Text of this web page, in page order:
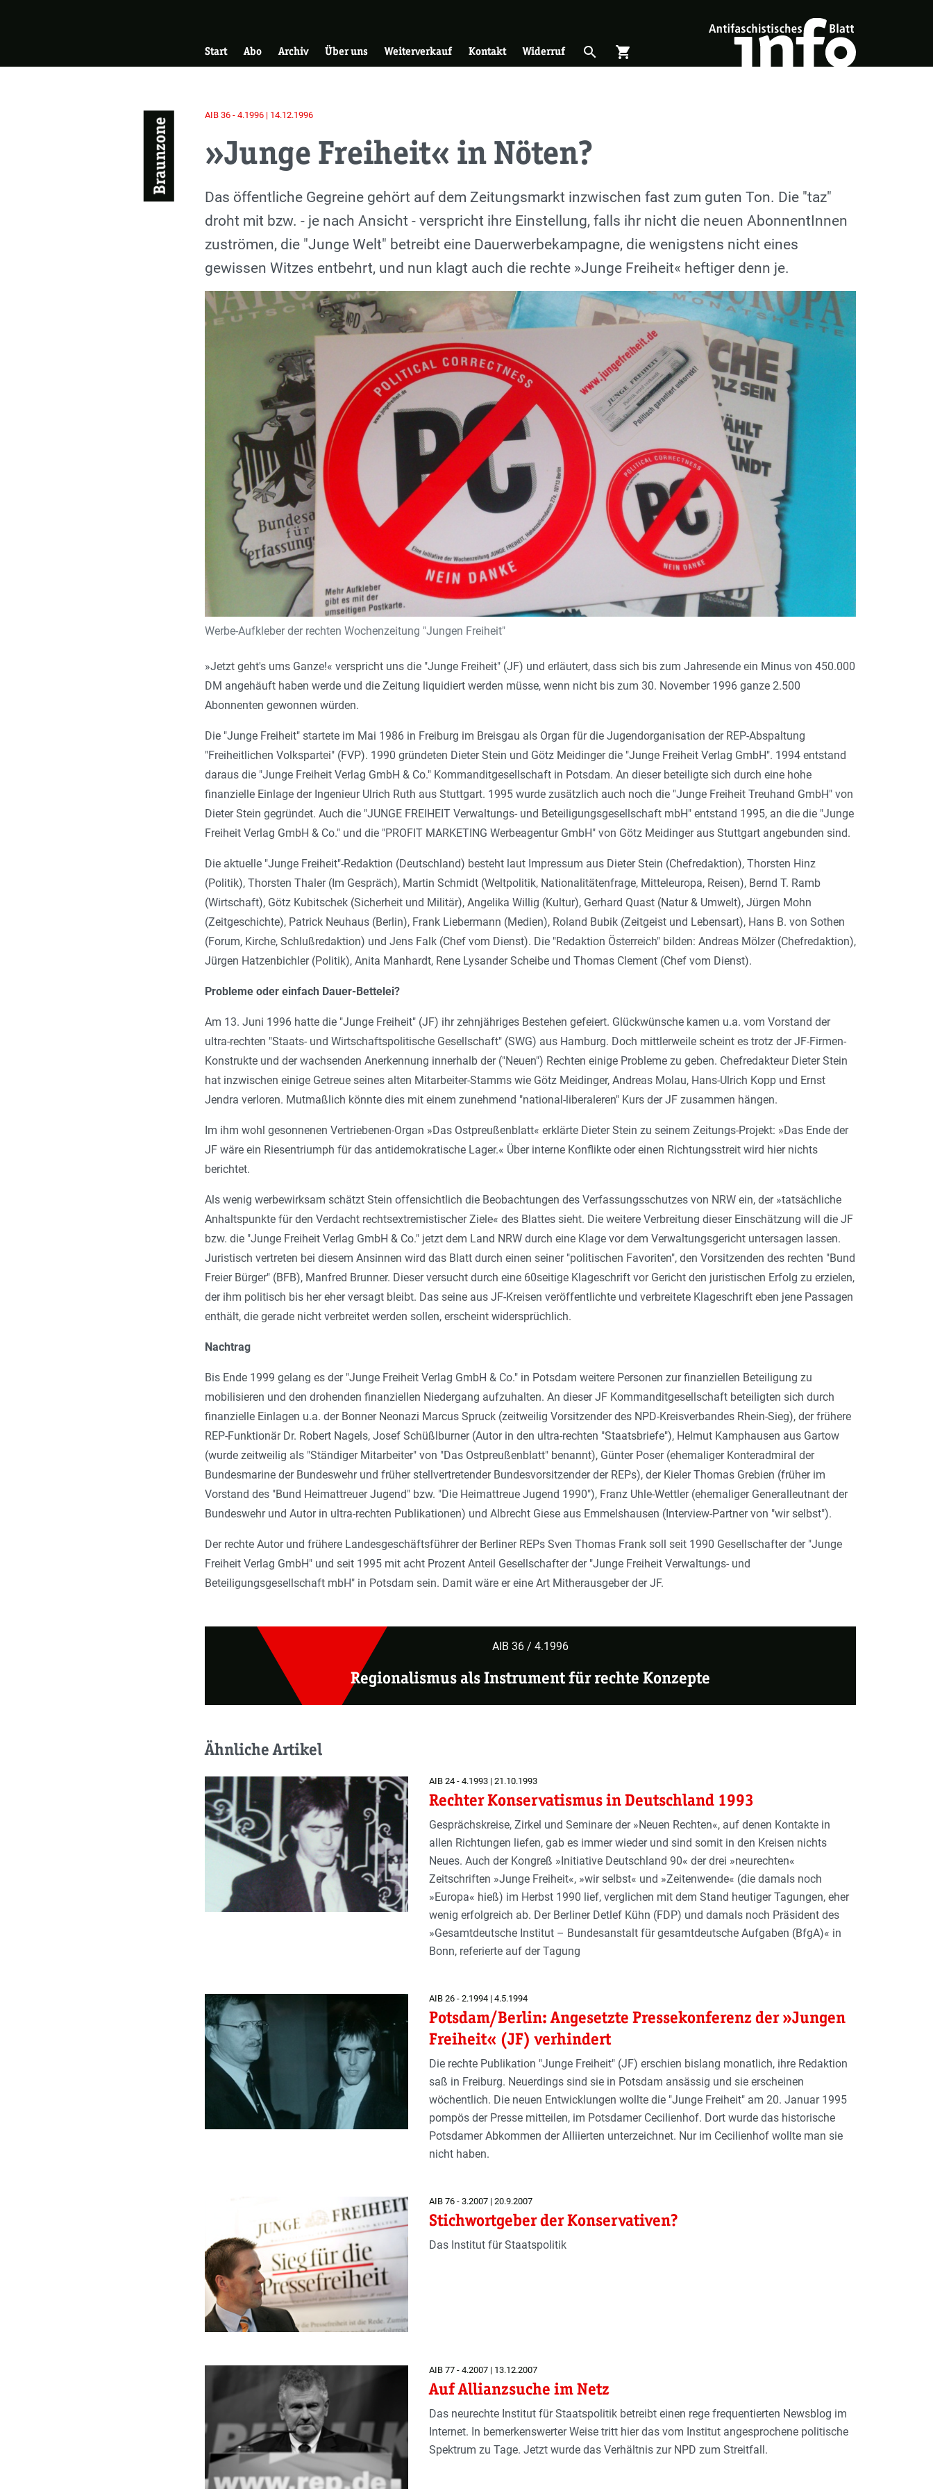
Hauptnavigation
Start Abo Archiv Über uns Weiterverkauf Kontakt Widerruf Suche öffnen
search Warenkorb öffnen
shopping_cart
Braunzone
AIB 36 - 4.1996 | 14.12.1996
»Junge Freiheit« in Nöten?
Einleitung
Das öffentliche Gegreine gehört auf dem Zeitungsmarkt inzwischen fast zum guten Ton. Die "taz"
droht mit bzw. - je nach Ansicht - verspricht ihre Einstellung, falls ihr nicht die neuen AbonnentInnen
zuströmen, die "Junge Welt" betreibt eine Dauerwerbekampagne, die wenigstens nicht eines
gewissen Witzes entbehrt, und nun klagt auch die rechte »Junge Freiheit« heftiger denn je.
Werbe-Aufkleber der rechten Wochenzeitung "Jungen Freiheit"
»Jetzt geht's ums Ganze!« verspricht uns die "Junge Freiheit" (JF) und erläutert, dass sich bis zum Jahresende ein Minus von 450.000
DM angehäuft haben werde und die Zeitung liquidiert werden müsse, wenn nicht bis zum 30. November 1996 ganze 2.500
Abonnenten gewonnen würden.
Die "Junge Freiheit" startete im Mai 1986 in Freiburg im Breisgau als Organ für die Jugendorganisation der REP-Abspaltung
"Freiheitlichen Volkspartei" (FVP). 1990 gründeten Dieter Stein und Götz Meidinger die "Junge Freiheit Verlag GmbH". 1994 entstand
daraus die "Junge Freiheit Verlag GmbH & Co." Kommanditgesellschaft in Potsdam. An dieser beteiligte sich durch eine hohe
finanzielle Einlage der Ingenieur Ulrich Ruth aus Stuttgart. 1995 wurde zusätzlich auch noch die "Junge Freiheit Treuhand GmbH" von
Dieter Stein gegründet. Auch die "JUNGE FREIHEIT Verwaltungs- und Beteiligungsgesellschaft mbH" entstand 1995, an die die "Junge
Freiheit Verlag GmbH & Co." und die "PROFIT MARKETING Werbeagentur GmbH" von Götz Meidinger aus Stuttgart angebunden sind.
Die aktuelle "Junge Freiheit"-Redaktion (Deutschland) besteht laut Impressum aus Dieter Stein (Chefredaktion), Thorsten Hinz
(Politik), Thorsten Thaler (Im Gespräch), Martin Schmidt (Weltpolitik, Nationalitätenfrage, Mitteleuropa, Reisen), Bernd T. Ramb
(Wirtschaft), Götz Kubitschek (Sicherheit und Militär), Angelika Willig (Kultur), Gerhard Quast (Natur & Umwelt), Jürgen Mohn
(Zeitgeschichte), Patrick Neuhaus (Berlin), Frank Liebermann (Medien), Roland Bubik (Zeitgeist und Lebensart), Hans B. von Sothen
(Forum, Kirche, Schlußredaktion) und Jens Falk (Chef vom Dienst). Die "Redaktion Österreich" bilden: Andreas Mölzer (Chefredaktion),
Jürgen Hatzenbichler (Politik), Anita Manhardt, Rene Lysander Scheibe und Thomas Clement (Chef vom Dienst).
Probleme oder einfach Dauer-Bettelei?
Am 13. Juni 1996 hatte die "Junge Freiheit" (JF) ihr zehnjähriges Bestehen gefeiert. Glückwünsche kamen u.a. vom Vorstand der
ultra-rechten "Staats- und Wirtschaftspolitische Gesellschaft" (SWG) aus Hamburg. Doch mittlerweile scheint es trotz der JF-Firmen-
Konstrukte und der wachsenden Anerkennung innerhalb der ("Neuen") Rechten einige Probleme zu geben. Chefredakteur Dieter Stein
hat inzwischen einige Getreue seines alten Mitarbeiter-Stamms wie Götz Meidinger, Andreas Molau, Hans-Ulrich Kopp und Ernst
Jendra verloren. Mutmaßlich könnte dies mit einem zunehmend "national-liberaleren" Kurs der JF zusammen hängen.
Im ihm wohl gesonnenen Vertriebenen-Organ »Das Ostpreußenblatt« erklärte Dieter Stein zu seinem Zeitungs-Projekt: »Das Ende der
JF wäre ein Riesentriumph für das antidemokratische Lager.« Über interne Konflikte oder einen Richtungsstreit wird hier nichts
berichtet.
Als wenig werbewirksam schätzt Stein offensichtlich die Beobachtungen des Verfassungsschutzes von NRW ein, der »tatsächliche
Anhaltspunkte für den Verdacht rechtsextremistischer Ziele« des Blattes sieht. Die weitere Verbreitung dieser Einschätzung will die JF
bzw. die "Junge Freiheit Verlag GmbH & Co." jetzt dem Land NRW durch eine Klage vor dem Verwaltungsgericht untersagen lassen.
Juristisch vertreten bei diesem Ansinnen wird das Blatt durch einen seiner "politischen Favoriten", den Vorsitzenden des rechten "Bund
Freier Bürger" (BFB), Manfred Brunner. Dieser versucht durch eine 60seitige Klageschrift vor Gericht den juristischen Erfolg zu erzielen,
der ihm politisch bis her eher versagt bleibt. Das seine aus JF-Kreisen veröffentlichte und verbreitete Klageschrift eben jene Passagen
enthält, die gerade nicht verbreitet werden sollen, erscheint widersprüchlich.
Nachtrag
Bis Ende 1999 gelang es der "Junge Freiheit Verlag GmbH & Co." in Potsdam weitere Personen zur finanziellen Beteiligung zu
mobilisieren und den drohenden finanziellen Niedergang aufzuhalten. An dieser JF Kommanditgesellschaft beteiligten sich durch
finanzielle Einlagen u.a. der Bonner Neonazi Marcus Spruck (zeitweilig Vorsitzender des NPD-Kreisverbandes Rhein-Sieg), der frühere
REP-Funktionär Dr. Robert Nagels, Josef Schüßlburner (Autor in den ultra-rechten "Staatsbriefe"), Helmut Kamphausen aus Gartow
(wurde zeitweilig als "Ständiger Mitarbeiter" von "Das Ostpreußenblatt" benannt), Günter Poser (ehemaliger Konteradmiral der
Bundesmarine der Bundeswehr und früher stellvertretender Bundesvorsitzender der REPs), der Kieler Thomas Grebien (früher im
Vorstand des "Bund Heimattreuer Jugend" bzw. "Die Heimattreue Jugend 1990"), Franz Uhle-Wettler (ehemaliger Generalleutnant der
Bundeswehr und Autor in ultra-rechten Publikationen) und Albrecht Giese aus Emmelshausen (Interview-Partner von "wir selbst").
Der rechte Autor und frühere Landesgeschäftsführer der Berliner REPs Sven Thomas Frank soll seit 1990 Gesellschafter der "Junge
Freiheit Verlag GmbH" und seit 1995 mit acht Prozent Anteil Gesellschafter der "Junge Freiheit Verwaltungs- und
Beteiligungsgesellschaft mbH" in Potsdam sein. Damit wäre er eine Art Mitherausgeber der JF.
AIB 36 / 4.1996
Regionalismus als Instrument für rechte Konzepte
Ähnliche Artikel
AIB 24 - 4.1993 | 21.10.1993
Rechter Konservatismus in Deutschland 1993
Gesprächskreise, Zirkel und Seminare der »Neuen Rechten«, auf denen Kontakte in
allen Richtungen liefen, gab es immer wieder und sind somit in den Kreisen nichts
Neues. Auch der Kongreß »Initiative Deutschland 90« der drei »neurechten«
Zeitschriften »Junge Freiheit«, »wir selbst« und »Zeitenwende« (die damals noch
»Europa« hieß) im Herbst 1990 lief, verglichen mit dem Stand heutiger Tagungen, eher
wenig erfolgreich ab. Der Berliner Detlef Kühn (FDP) und damals noch Präsident des
»Gesamtdeutsche Institut – Bundesanstalt für gesamtdeutsche Aufgaben (BfgA)« in
Bonn, referierte auf der Tagung
AIB 26 - 2.1994 | 4.5.1994
Potsdam/Berlin: Angesetzte Pressekonferenz der »Jungen
Freiheit« (JF) verhindert
Die rechte Publikation "Junge Freiheit" (JF) erschien bislang monatlich, ihre Redaktion
saß in Freiburg. Neuerdings sind sie in Potsdam ansässig und sie erscheinen
wöchentlich. Die neuen Entwicklungen wollte die "Junge Freiheit" am 20. Januar 1995
pompös der Presse mitteilen, im Potsdamer Cecilienhof. Dort wurde das historische
Potsdamer Abkommen der Alliierten unterzeichnet. Nur im Cecilienhof wollte man sie
nicht haben.
AIB 76 - 3.2007 | 20.9.2007
Stichwortgeber der Konservativen?
Das Institut für Staatspolitik
AIB 77 - 4.2007 | 13.12.2007
Auf Allianzsuche im Netz
Das neurechte Institut für Staatspolitik betreibt einen rege frequentierten Newsblog im
Internet. In bemerkenswerter Weise tritt hier das vom Institut angesprochene politische
Spektrum zu Tage. Jetzt wurde das Verhältnis zur NPD zum Streitfall.